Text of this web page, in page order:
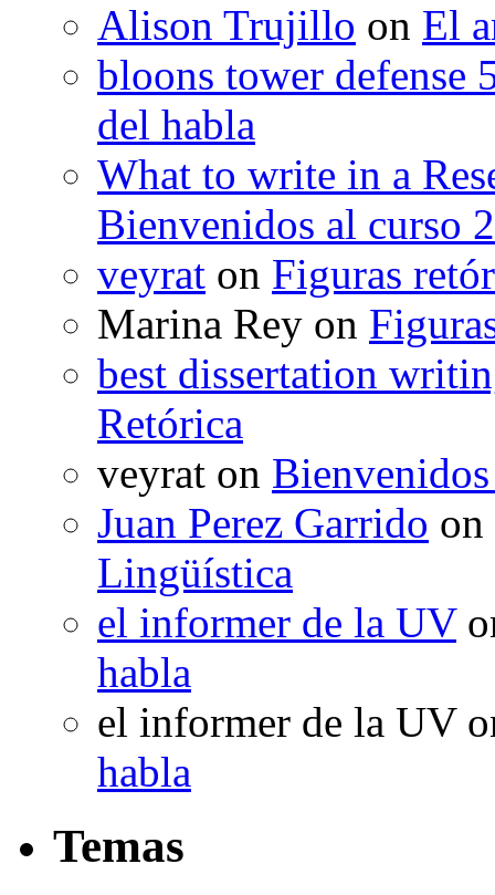
Alison Trujillo on El
bloons tower defense
del habla
What to write in a
Bienvenidos al curso
veyrat on Figuras
Marina Rey on
best dissertation
Retórica
veyrat on
Juan Perez Garrido on
Lingüística
el informer de la UV
habla
el informer de la UV
habla
Temas